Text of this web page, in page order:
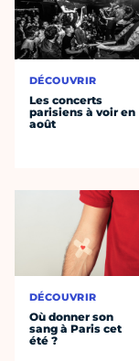
DÉCOUVRIR
Les concerts
parisiens à voir en
août
DÉCOUVRIR
Où donner son
sang à Paris cet
été ?